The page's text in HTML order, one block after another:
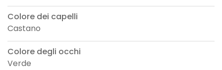
Colore dei capelli
Castano
Colore degli occhi
Verde